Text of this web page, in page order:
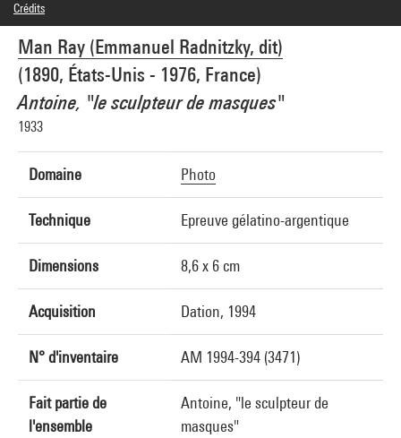
Man Ray (Emmanuel Radnitzky, dit)
(1890, États-Unis - 1976, France)
Antoine, "le sculpteur de masques"
1933
Domaine Photo
Technique Epreuve gélatino-argentique
Dimensions 8,6 x 6 cm
Acquisition Dation, 1994
N° d'inventaire AM 1994-394 (3471)
Fait partie de
l'ensemble
Antoine, "le sculpteur de
masques"
Crédits
© Man Ray Trust / Adagp, Paris
Crédit photographique : Centre Pompidou, MNAM-CCI/Guy Carrard/Dist.
GrandPalaisRmn
Réf. image : 4N18320
Diffusion image :GrandPalaisRmnPhoto